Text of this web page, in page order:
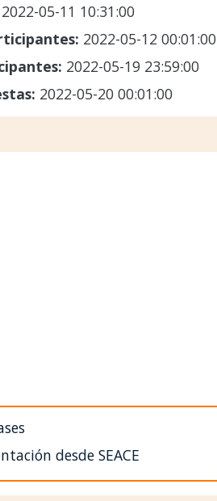
2022-05-11 10:31:00
2022-05-12 00:01:00
2022-05-19 23:59:00
2022-05-20 00:01:00
desde SEACE